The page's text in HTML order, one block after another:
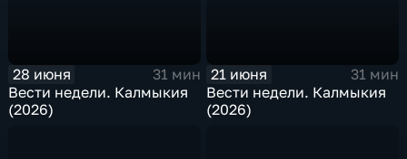
28 июня
31 мин
Вести недели. Калмыкия
(2026)
21 июня
31 мин
Вести недели. Калмыкия
(2026)